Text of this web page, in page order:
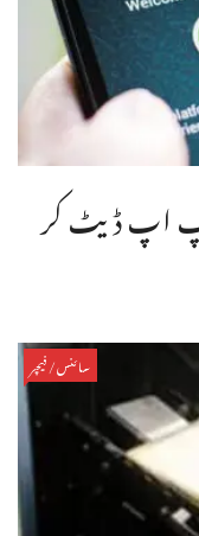
اپ ڈیٹ کر
سائنس/فیچر